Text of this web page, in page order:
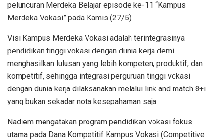
peluncuran Merdeka Belajar episode ke-11 “Kampus
Merdeka Vokasi” pada Kamis (27/5).
Visi Kampus Merdeka Vokasi adalah terintegrasinya
pendidikan tinggi vokasi dengan dunia kerja demi
menghasilkan lulusan yang lebih kompeten, produktif, dan
kompetitif, sehingga integrasi perguruan tinggi vokasi
dengan dunia kerja dilaksanakan melalui link and match 8+i
yang bukan sekadar nota kesepahaman saja.
Nadiem mengatakan program pendidikan vokasi fokus
utama pada Dana Kompetitif Kampus Vokasi (Competitive